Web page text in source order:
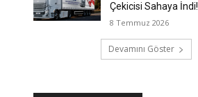
Çekicisi Sahaya İndi!
8 Temmuz 2026
Devamını Göster